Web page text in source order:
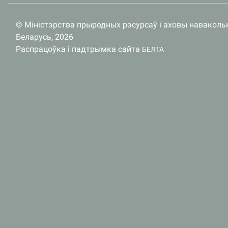
© Міністэрства прыродных рэсурсаў і аховы
Беларусь, 2026
Распрацоўка і падтрымка сайта БЕЛТА